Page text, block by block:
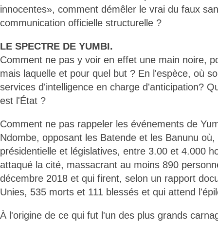
innocentes», comment démêler le vrai du faux
communication officielle structurelle ?
LE SPECTRE DE YUMBI.
Comment ne pas y voir en effet une main noire,
mais laquelle et pour quel but ? En l'espèce, où
services d'intelligence en charge d'anticipation?
est l'État ?
Comment ne pas rappeler les événements de
Ndombe, opposant les Batende et les Banunu
présidentielle et législatives, entre 3.00 et 4.000
attaqué la cité, massacrant au moins 890
décembre 2018 et qui firent, selon un rapport
Unies, 535 morts et 111 blessés et qui attend
À l'origine de ce qui fut l'un des plus grands